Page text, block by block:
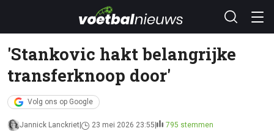
'Stankovic hakt belangrijke
transferknoop door'
Volg ons op Google
Jannick Lanckriet 23 mei 2026 23:55 795 stemmen